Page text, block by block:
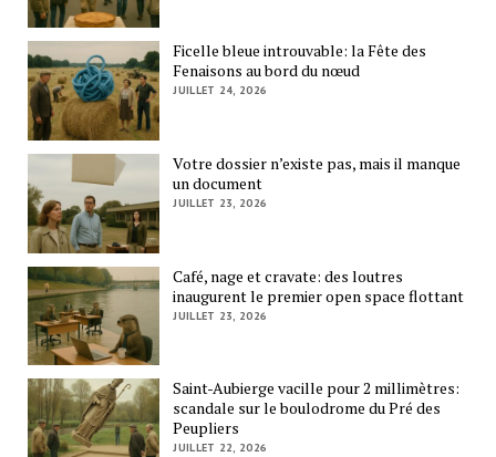
Ficelle bleue introuvable: la Fête des
Fenaisons au bord du nœud
JUILLET 24, 2026
Votre dossier n’existe pas, mais il manque
un document
JUILLET 23, 2026
Café, nage et cravate: des loutres
inaugurent le premier open space flottant
JUILLET 23, 2026
Saint-Aubierge vacille pour 2 millimètres:
scandale sur le boulodrome du Pré des
Peupliers
JUILLET 22, 2026